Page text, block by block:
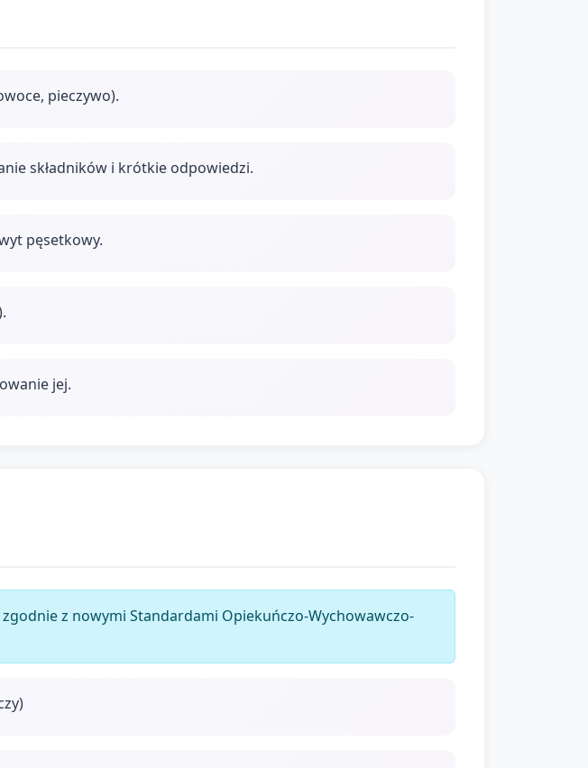
pieczywo).
składników i krótkie odpowiedzi.
pęsetkowy.
jej.
z nowymi Standardami Opiekuńczo-Wychowawczo-